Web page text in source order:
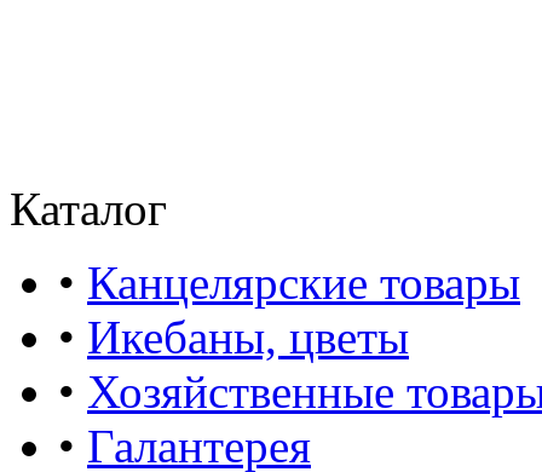
Каталог
• Канцелярские товары
• Икебаны, цветы
• Хозяйственные
• Галантерея